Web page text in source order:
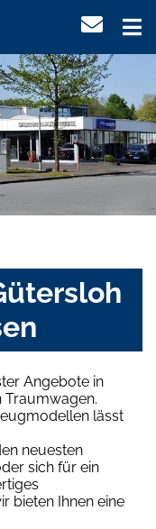
Angebote in
Traumwagen.
lässt
neuesten
sich für ein
bieten Ihnen eine